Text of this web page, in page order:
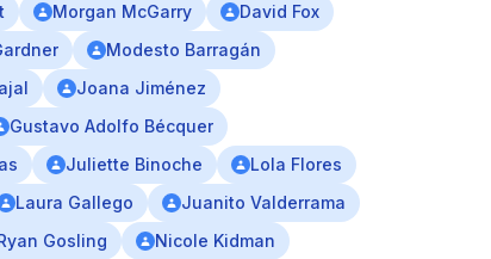
Morgan McGarry
David Fox
Modesto Barragán
Joana Jiménez
Gustavo Adolfo Bécquer
Juliette Binoche
Lola Flores
Laura Gallego
Juanito Valderrama
Gosling
Nicole Kidman